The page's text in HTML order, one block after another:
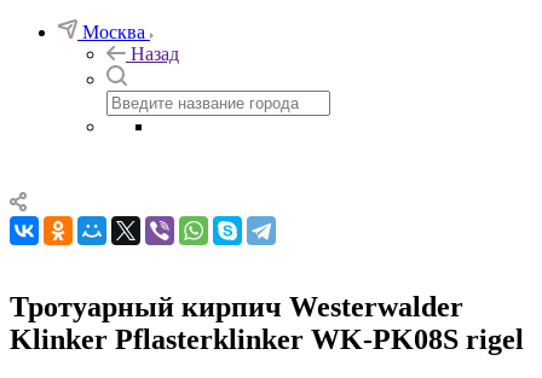
Москва
Назад
Тротуарный кирпич Westerwalder
Klinker Pflasterklinker WK-PK08S rigel